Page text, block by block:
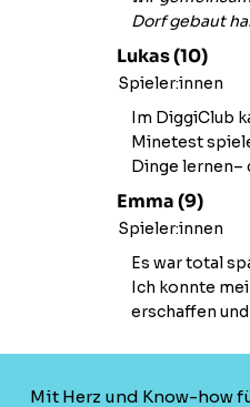
Mit Herz und Know-how
Dorf gebaut
Lukas (10)
Spieler:innen
Im DiggiClub
Minetest
Dinge lernen–
Emma (9)
Spieler:innen
Es war total
Ich konnte
erschaffen